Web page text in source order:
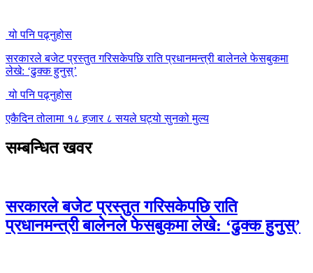
यो पनि पढ्नुहोस
सरकारले बजेट प्रस्तुत गरिसकेपछि राति प्रधानमन्त्री बालेनले फेसबुकमा
लेखे: ‘ढुक्क हुनुस्’
यो पनि पढ्नुहोस
एकैदिन तोलामा १८ हजार ८ सयले घट्यो सुनको मुल्य
सम्बन्धित खवर
सरकारले बजेट प्रस्तुत गरिसकेपछि राति
प्रधानमन्त्री बालेनले फेसबुकमा लेखे: ‘ढुक्क हुनुस्’